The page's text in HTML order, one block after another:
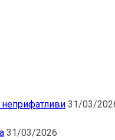
неприфатливи 31/03/
31/03/2026